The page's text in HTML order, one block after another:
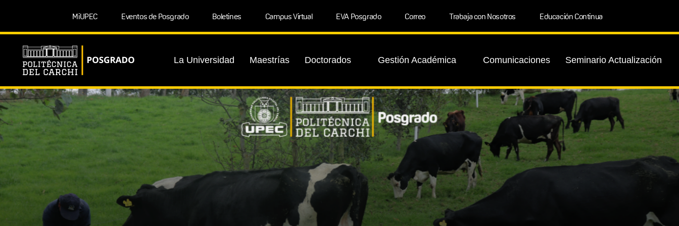
MiUPEC Eventos de Posgrado Boletines Campus Virtual EVA Posgrado Correo Trabaja con Nosotros Educación Continua
La Universidad Maestrías Doctorados Gestión Académica Comunicaciones Seminario Actualización